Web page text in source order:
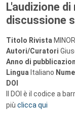
L'audizione
discussione
Titolo Rivista
Autori/Curatori
Anno di
Lingua Italiano
DOI
Il DOI è il codice a
più clicca qui